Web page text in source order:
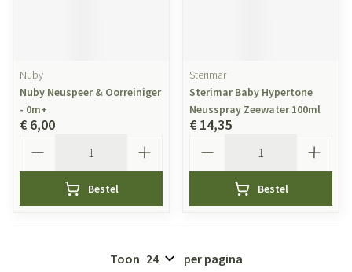
Nuby
Nuby Neuspeer & Oorreiniger
- 0m+
€ 6,00
Bestel
Sterimar
Sterimar Baby Hypertone
Neusspray Zeewater 100ml
€ 14,35
Bestel
Toon per pagina